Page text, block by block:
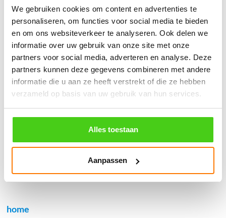
We gebruiken cookies om content en advertenties te
personaliseren, om functies voor social media te bieden
en om ons websiteverkeer te analyseren. Ook delen we
informatie over uw gebruik van onze site met onze
partners voor social media, adverteren en analyse. Deze
partners kunnen deze gegevens combineren met andere
informatie die u aan ze heeft verstrekt of die ze hebben
verzameld op basis van uw gebruik van hun services.
Alles toestaan
Aanpassen
֍ Deskundig advies en gratis proefstukjes.
֍ Verzending in Nederland, België en Duitsland.
Verzendkosten €5,45, boven €70,- gratis verstuurd
(* gewicht onder 32kg). Binnen 24 uur verstuurd.
Aantal meters worden geleverd aan een stuk.
Specifieke wensen (meerdere lengten) kunt u aangeven bij het
© 2009 - 2026 | Touwspecialist.nl
It Fjild 4 - 8621 EA Heeg - Friesland
Tel. +31(0) 629353302 -info@touwspecialist.nl
home